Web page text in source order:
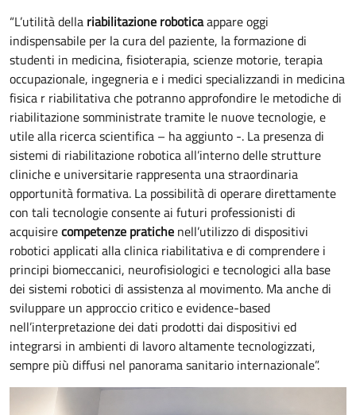
“L’utilità della riabilitazione roboticaappare oggi
indispensabile per la cura del paziente, la formazione di
studenti in medicina, fisioterapia, scienze motorie, terapia
occupazionale, ingegneria e i medici specializzandi in medicina
fisica r riabilitativa che potranno approfondire le metodiche di
riabilitazione somministrate tramite le nuove tecnologie, e
utile alla ricerca scientifica – ha aggiunto -. La presenza di
sistemi di riabilitazione robotica all’interno delle strutture
cliniche e universitarie rappresenta una straordinaria
opportunità formativa. La possibilità di operare direttamente
con tali tecnologie consente ai futuri professionisti di
acquisirecompetenze pratiche nell’utilizzo di dispositivi
robotici applicati alla clinica riabilitativa e di comprendere i
principi biomeccanici, neurofisiologici e tecnologici alla base
dei sistemi robotici di assistenza al movimento. Ma anche di
sviluppare un approccio critico e evidence-based
nell’interpretazione dei dati prodotti dai dispositivi ed
integrarsi in ambienti di lavoro altamente tecnologizzati,
sempre più diffusi nel panorama sanitario internazionale”.